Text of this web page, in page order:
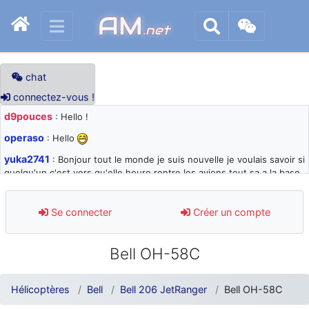
AM.net
chat
connectez-vous !
d9pouces : Hello !
operaso : Hello
yuka2741 : Bonjour tout le monde je suis nouvelle je voulais savoir si
quelqu'un c'est vers qu'elle heure rentre les avions tout sa a la base
d9pouces: désolé pour les quelques blocages du site ces derniers
jours : je teste des méthodes contre le spam et les bots trop nocifs
: Super, la nouvelle bannière
d9pouces: je suis un avion@,._,+ > lesquels ? je ne suis pas sûr de
comprendre
Se connecter Créer un compte
Bell OH-58C
Hélicoptères Bell Bell 206 JetRanger Bell OH-58C